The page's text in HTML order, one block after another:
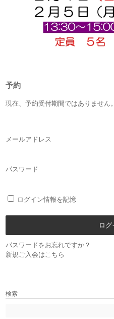
予約
現在、予約受付期間ではありません。
メールアドレス
パスワード
ログイン情報を記憶
パスワードをお忘れですか？
新規ご入会はこちら
検索